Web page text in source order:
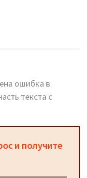
ошибка в
текста с
и получите